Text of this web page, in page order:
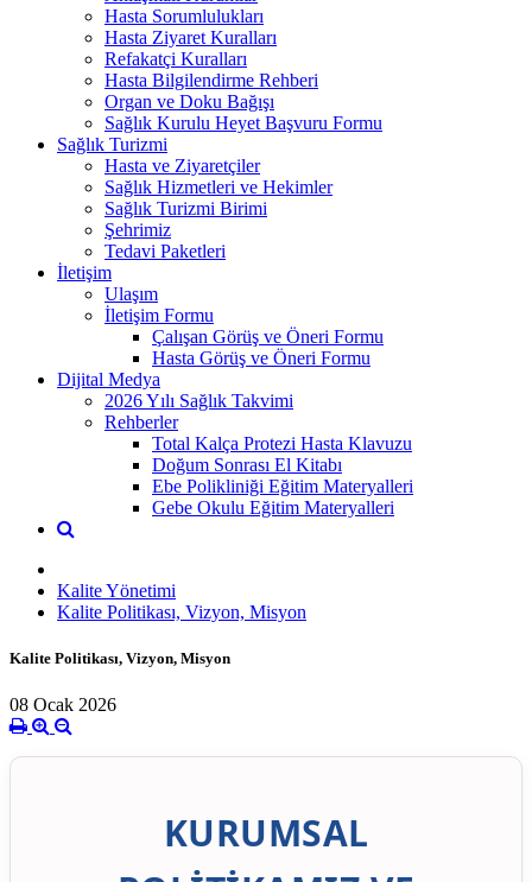
Hasta Sorumlulukları
Hasta Ziyaret Kuralları
Refakatçi Kuralları
Hasta Bilgilendirme Rehberi
Organ ve Doku Bağışı
Sağlık Kurulu Heyet Başvuru Formu
Sağlık Turizmi
Hasta ve Ziyaretçiler
Sağlık Hizmetleri ve Hekimler
Sağlık Turizmi Birimi
Şehrimiz
Tedavi Paketleri
İletişim
Ulaşım
İletişim Formu
Çalışan Görüş ve Öneri Formu
Hasta Görüş ve Öneri Formu
Dijital Medya
2026 Yılı Sağlık Takvimi
Rehberler
Total Kalça Protezi Hasta Klavuzu
Doğum Sonrası El Kitabı
Ebe Polikliniği Eğitim Materyalleri
Gebe Okulu Eğitim Materyalleri
Kalite Yönetimi
Kalite Politikası, Vizyon, Misyon
Kalite Politikası, Vizyon, Misyon
08 Ocak 2026
KURUMSAL